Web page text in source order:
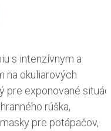
s intenzívnym a
na okuliarových
pre exponované
rúška,
pre potápačov,